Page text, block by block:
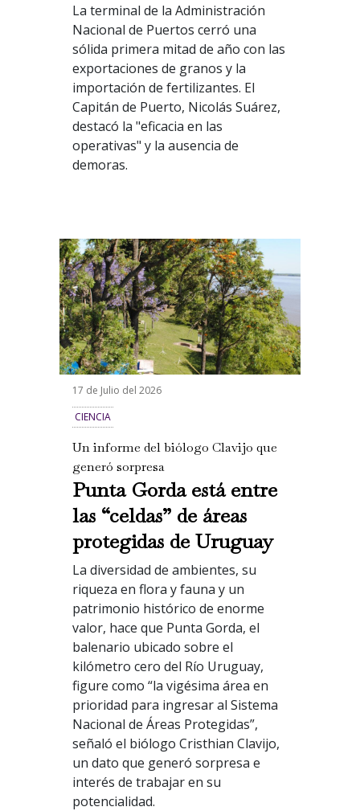
La terminal de la Administración
Nacional de Puertos cerró una
sólida primera mitad de año con las
exportaciones de granos y la
importación de fertilizantes. El
Capitán de Puerto, Nicolás Suárez,
destacó la "eficacia en las
operativas" y la ausencia de
demoras.
17 de Julio del 2026
CIENCIA
Un informe del biólogo Clavijo que
generó sorpresa
Punta Gorda está entre
las “celdas” de áreas
protegidas de Uruguay
La diversidad de ambientes, su
riqueza en flora y fauna y un
patrimonio histórico de enorme
valor, hace que Punta Gorda, el
balenario ubicado sobre el
kilómetro cero del Río Uruguay,
figure como “la vigésima área en
prioridad para ingresar al Sistema
Nacional de Áreas Protegidas”,
señaló el biólogo Cristhian Clavijo,
un dato que generó sorpresa e
interés de trabajar en su
potencialidad.